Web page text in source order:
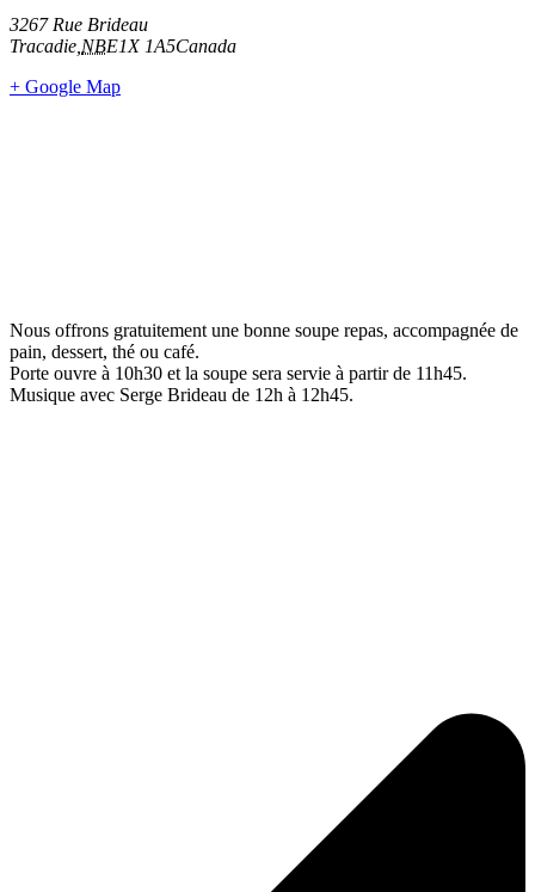
3267 Rue Brideau
Tracadie NBE1X 1A5Canada
+ Google Map
Nous offrons gratuitement une bonne soupe repas, accompagnée de
pain, dessert, thé ou café.
Porte ouvre à 10h30 et la soupe sera servie à partir de 11h45.
Musique avec Serge Brideau de 12h à 12h45.